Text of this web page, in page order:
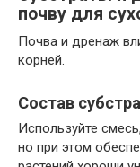
почву для
Почва и дренаж
корней.
Состав
Используйте
но при этом